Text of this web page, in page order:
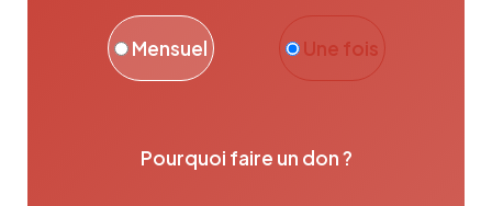
Une fois
Mensuel
Pourquoi faire un don ?